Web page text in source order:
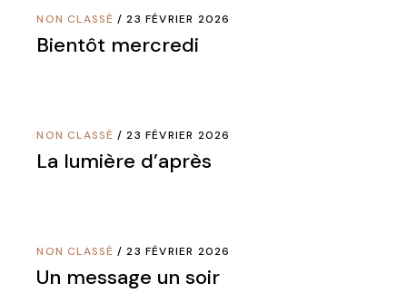
NON CLASSÉ 23 FÉVRIER 2026
Bientôt mercredi
NON CLASSÉ 23 FÉVRIER 2026
La lumière d’après
NON CLASSÉ 23 FÉVRIER 2026
Un message un soir